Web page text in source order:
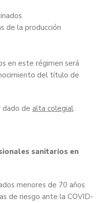
de la producción
en este régimen será
del título de
dado de alta colegial.
sanitarios en
menores de 70 años
de riesgo ante la COVID-